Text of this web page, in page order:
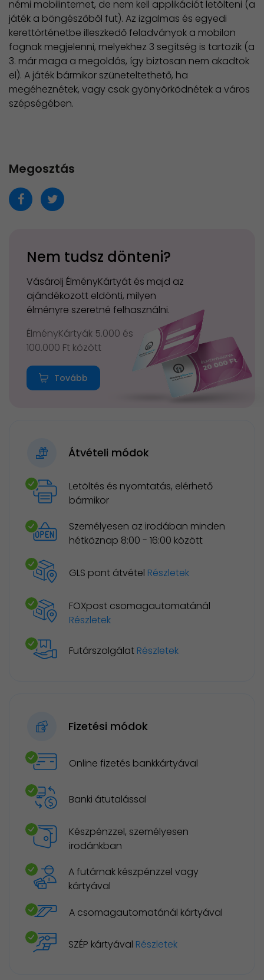
némi mobilinternet, de nem kell applikációt letölteni (a
játék a böngészőből fut). Az izgalmas és egyedi
kerettörténetbe illeszkedő feladványok a mobilon
fognak megjelenni, melyekhez 3 segítség is tartozik (a
3. már maga a megoldás, így biztosan nem akadtok
el). A játék bármikor szüneteltethető, ha
megéheznétek, vagy csak gyönyörködnétek a város
szépségében.
Megosztás
Nem tudsz dönteni?
Vásárolj ÉlményKártyát és majd az
ajándékozott eldönti, milyen
élményre szeretné felhasználni.
ÉlményKártyák 5.000 és
100.000 Ft között
Tovább
Átvételi módok
Letöltés és nyomtatás, elérhető
bármikor
Személyesen az irodában minden
hétköznap 8:00 - 16:00 között
GLS pont átvétel Részletek
FOXpost csomagautomatánál
Részletek
Futárszolgálat Részletek
Fizetési módok
Online fizetés bankkártyával
Banki átutalással
Készpénzzel, személyesen
irodánkban
A futárnak készpénzzel vagy
kártyával
A csomagautomatánál kártyával
SZÉP kártyával Részletek